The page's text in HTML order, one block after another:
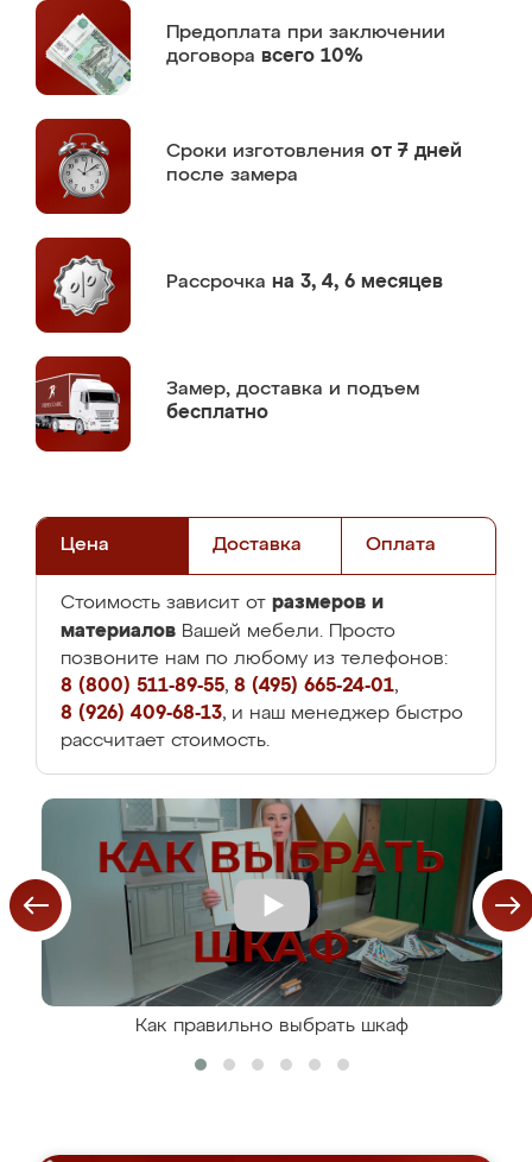
Предоплата при заключении
договора всего 10%
Сроки изготовления от 7 дней
после замера
Рассрочка на 3, 4, 6 месяцев
Замер, доставка и подъем
бесплатно
Цена Доставка Оплата
Стоимость зависит от размеров и
материалов Вашей мебели. Просто
позвоните нам по любому из телефонов:
8 (800) 511-89-55, 8 (495) 665-24-01,
8 (926) 409-68-13, и наш менеджер быстро
рассчитает стоимость.
Как правильно выбрать шкаф